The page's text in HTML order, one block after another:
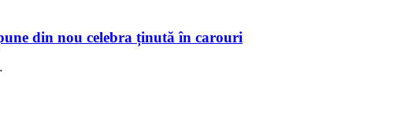
din nou celebra ținută în carouri